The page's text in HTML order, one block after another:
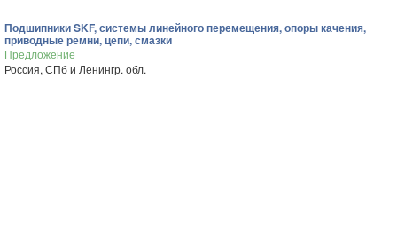
Подшипники SKF, системы линейного перемещения, опоры качения,
приводные ремни, цепи, смазки
Предложение
Россия, СПб и Ленингр. обл.